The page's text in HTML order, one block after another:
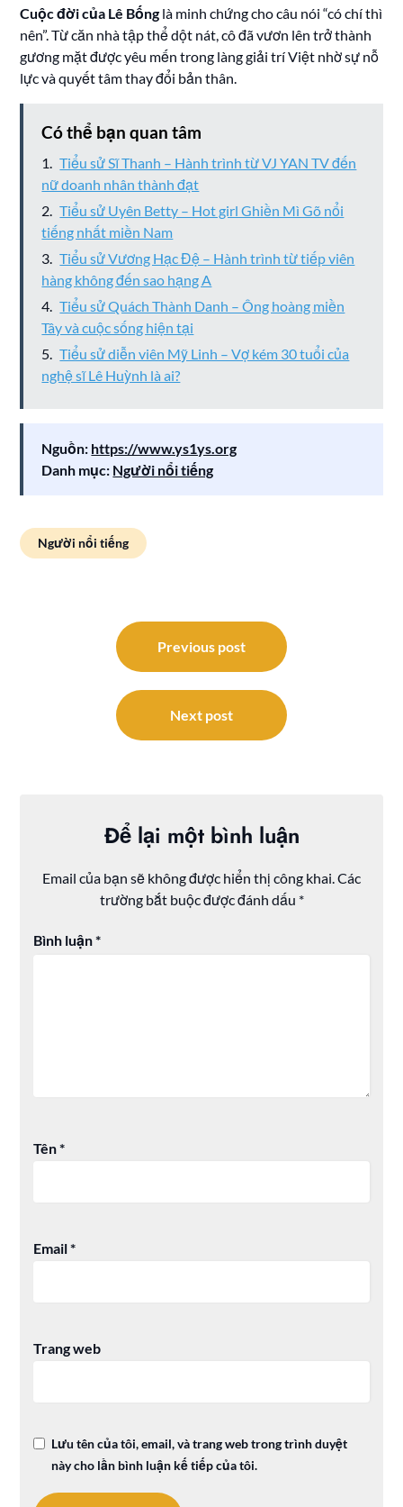
Cuộc đời của Lê Bống là minh chứng cho câu nói “có chí thì
nên”. Từ căn nhà tập thể dột nát, cô đã vươn lên trở thành
gương mặt được yêu mến trong làng giải trí Việt nhờ sự nỗ
lực và quyết tâm thay đổi bản thân.
Có thể bạn quan tâm
Tiểu sử Sĩ Thanh – Hành trình từ VJ YAN TV đến
nữ doanh nhân thành đạt
Tiểu sử Uyên Betty – Hot girl Ghiền Mì Gõ nổi
tiếng nhất miền Nam
Tiểu sử Vương Hạc Đệ – Hành trình từ tiếp viên
hàng không đến sao hạng A
Tiểu sử Quách Thành Danh – Ông hoàng miền
Tây và cuộc sống hiện tại
Tiểu sử diễn viên Mỹ Linh – Vợ kém 30 tuổi của
nghệ sĩ Lê Huỳnh là ai?
Nguồn: https://www.ys1ys.org
Danh mục: Người nổi tiếng
Người nổi tiếng
Previous post
Next post
Để lại một bình luận
Email của bạn sẽ không được hiển thị công khai. Các
trường bắt buộc được đánh dấu *
Bình luận*
Tên*
Email*
Trang web
Lưu tên của tôi, email, và trang web trong trình duyệt
này cho lần bình luận kế tiếp của tôi.